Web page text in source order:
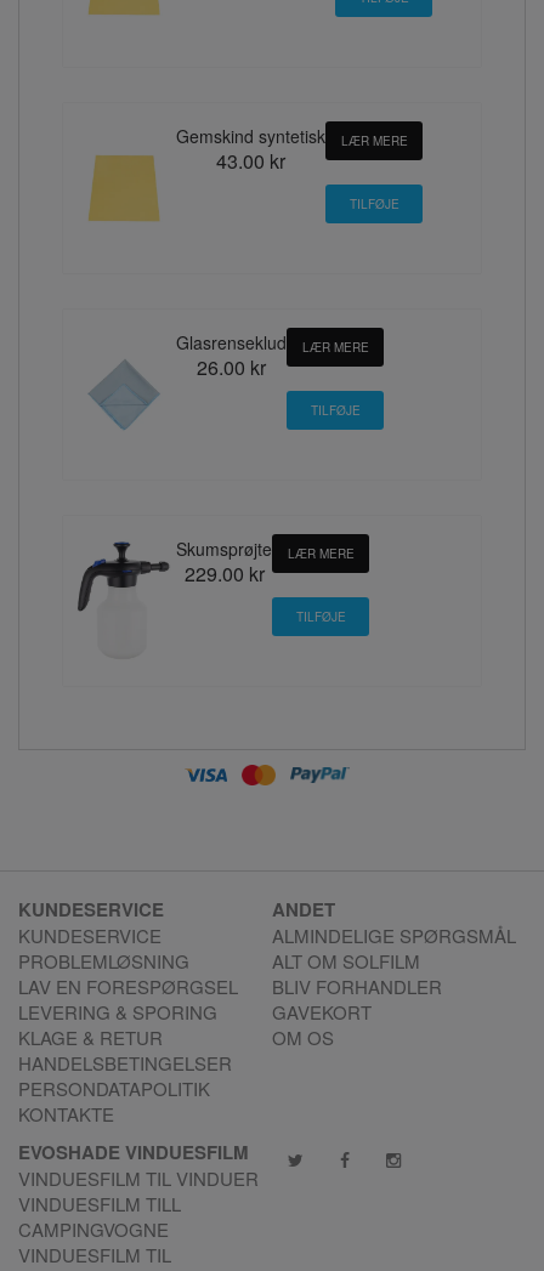
Gemskind syntetisk
43.00 kr
LÆR MERE
Glasrenseklud
26.00 kr
LÆR MERE
Skumsprøjte
229.00 kr
LÆR MERE
KUNDESERVICE
KUNDESERVICE
PROBLEMLØSNING
LAV EN FORESPØRGSEL
LEVERING & SPORING
KLAGE & RETUR
HANDELSBETINGELSER
PERSONDATAPOLITIK
KONTAKTE
ANDET
ALMINDELIGE SPØRGSMÅL
ALT OM SOLFILM
BLIV FORHANDLER
GAVEKORT
OM OS
EVOSHADE VINDUESFILM
VINDUESFILM TIL VINDUER
VINDUESFILM TILL
CAMPINGVOGNE
VINDUESFILM TIL